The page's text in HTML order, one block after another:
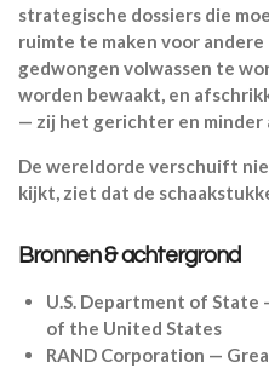
strategische dossiers die
ruimte te maken voor
gedwongen volwassen te
worden bewaakt, en
— zij het gerichter en minder
De wereldorde verschuift
kijkt, ziet dat de
Bronnen & achtergrond
U.S. Department of
of the United States
RAND Corporation —